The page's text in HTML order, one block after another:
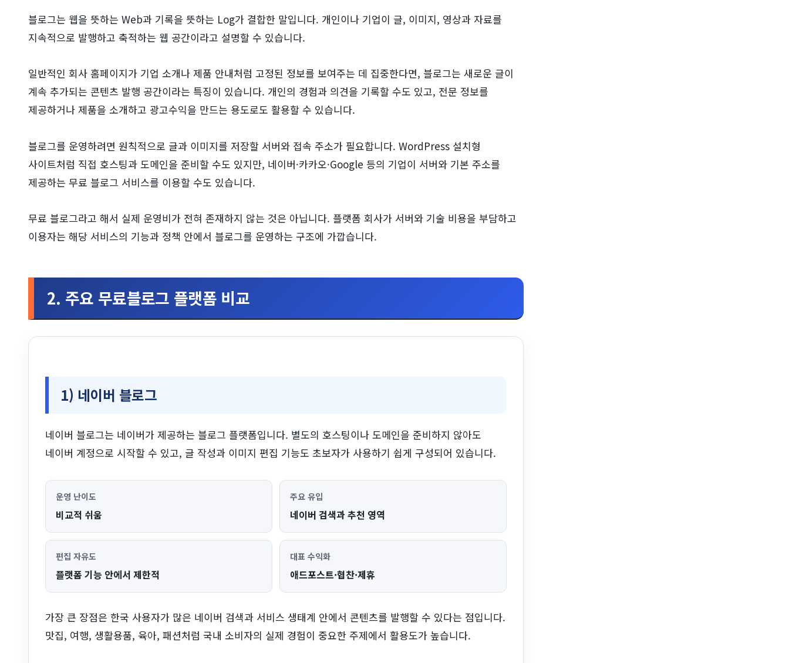
블로그는 웹을 뜻하는 Web과 기록을 뜻하는 Log가 결합한 말입니다. 개인이나 기업이 글, 이미지, 영상과 자료를
지속적으로 발행하고 축적하는 웹 공간이라고 설명할 수 있습니다.
일반적인 회사 홈페이지가 기업 소개나 제품 안내처럼 고정된 정보를 보여주는 데 집중한다면, 블로그는 새로운 글이
계속 추가되는 콘텐츠 발행 공간이라는 특징이 있습니다. 개인의 경험과 의견을 기록할 수도 있고, 전문 정보를
제공하거나 제품을 소개하고 광고수익을 만드는 용도로도 활용할 수 있습니다.
블로그를 운영하려면 원칙적으로 글과 이미지를 저장할 서버와 접속 주소가 필요합니다. WordPress 설치형
사이트처럼 직접 호스팅과 도메인을 준비할 수도 있지만, 네이버·카카오·Google 등의 기업이 서버와 기본 주소를
제공하는 무료 블로그 서비스를 이용할 수도 있습니다.
무료 블로그라고 해서 실제 운영비가 전혀 존재하지 않는 것은 아닙니다. 플랫폼 회사가 서버와 기술 비용을 부담하고
이용자는 해당 서비스의 기능과 정책 안에서 블로그를 운영하는 구조에 가깝습니다.
2. 주요 무료블로그 플랫폼 비교
1) 네이버 블로그
네이버 블로그는 네이버가 제공하는 블로그 플랫폼입니다. 별도의 호스팅이나 도메인을 준비하지 않아도
네이버 계정으로 시작할 수 있고, 글 작성과 이미지 편집 기능도 초보자가 사용하기 쉽게 구성되어 있습니다.
운영 난이도
비교적 쉬움
주요 유입
네이버 검색과 추천 영역
편집 자유도
플랫폼 기능 안에서 제한적
대표 수익화
애드포스트·협찬·제휴
가장 큰 장점은 한국 사용자가 많은 네이버 검색과 서비스 생태계 안에서 콘텐츠를 발행할 수 있다는 점입니다.
맛집, 여행, 생활용품, 육아, 패션처럼 국내 소비자의 실제 경험이 중요한 주제에서 활용도가 높습니다.